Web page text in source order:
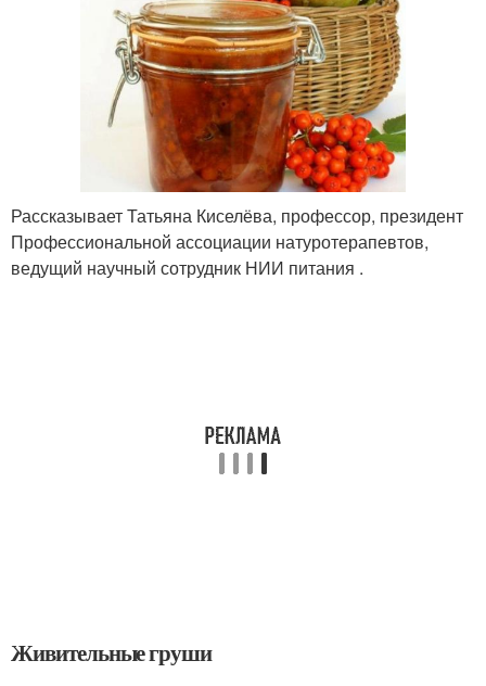
Рассказывает Татьяна Киселёва, профессор, президент
Профессиональной ассоциации натуротерапевтов,
ведущий научный сотрудник НИИ питания .
Живительные груши